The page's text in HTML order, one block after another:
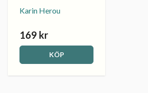
Karin Herou
169 kr
KÖP